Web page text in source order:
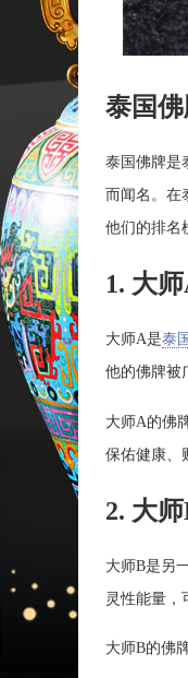
泰国
泰国佛牌是
而闻名。在
他们的排名
1. 大
大师A是泰
他的佛牌被
大师A的佛
保佑健康、
2. 大
大师B是另
灵性能量，
大师B的佛